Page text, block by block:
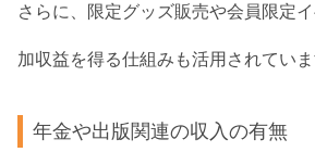
さらに、限定グッズ販売や会員限定
加収益を得る仕組みも活用されていま
年金や出版関連の収入の有無